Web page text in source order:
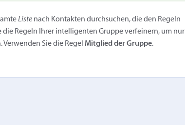
Listenach Kontakten durchsuchen, die den Regeln
die Regeln Ihrer intelligenten Gruppe verfeinern, um nur
Sie die Regel Mitglied der Gruppe.